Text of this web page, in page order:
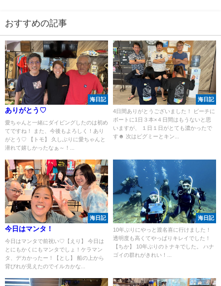
おすすめの記事
海日記
ありがとう♡
愛ちゃんと一緒にダイビングしたのは初め
てですね！ また、今後もよろしく！あり
がとう♡ 【トモ】 久しぶりに愛ちゃんと
潜れて嬉しかったなぁ～！...
海日記
4日間ありがとうございました！ ビーチに
ボートに1日３本×４日間はもうないと思
いますが、 １日１日がとても濃かったで
す☻ 次はピグミーとキン...
海日記
今日はマンタ！
今日はマンタで前祝い♡【えり】 今日は
とにもかくにもマンタでしょ！ケラマン
タ、デカかったー！【とし】 船の上から
背びれが見えたのでイルカかな...
海日記
10年ぶりにやっと渡名喜に行けました！
透明度も高くてやっぱりキレイでした！
【ちか】 10年ぶりのトナキでした。 ハナ
ゴイの群れがきれい！...